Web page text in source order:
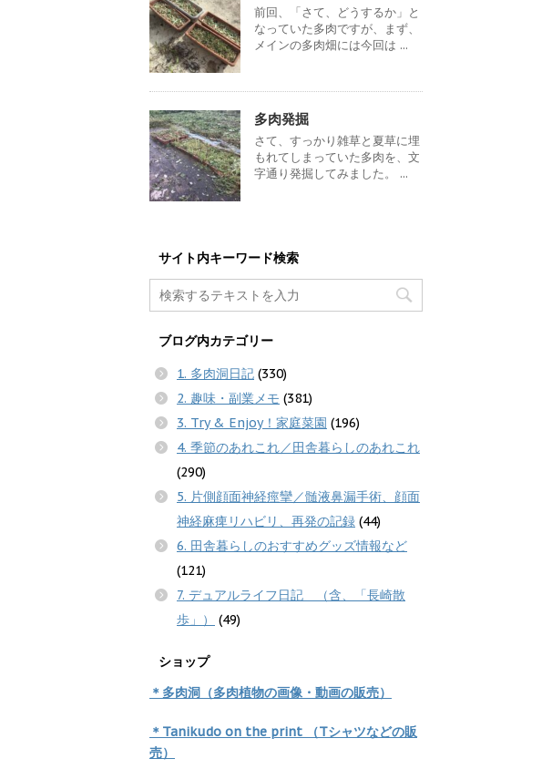
前回、「さて、どうするか」と
なっていた多肉ですが、まず、
メインの多肉畑には今回は ...
多肉発掘
さて、すっかり雑草と夏草に埋
もれてしまっていた多肉を、文
字通り発掘してみました。 ...
サイト内キーワード検索
ブログ内カテゴリー
1. 多肉洞日記 (330)
2. 趣味・副業メモ (381)
3. Try & Enjoy！家庭菜園 (196)
4. 季節のあれこれ／田舎暮らしのあれこれ
(290)
5. 片側顔面神経痙攣／髄液鼻漏手術、顔面
神経麻痺リハビリ、再発の記録 (44)
6. 田舎暮らしのおすすめグッズ情報など
(121)
7. デュアルライフ日記 （含、「長崎散
歩」）
(49)
ショップ
＊多肉洞（多肉植物の画像・動画の販売）
＊Tanikudo on the print （Tシャツなどの販
売）